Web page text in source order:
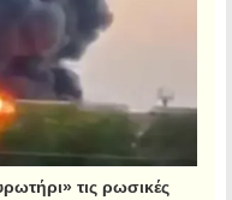
τις ρωσικές